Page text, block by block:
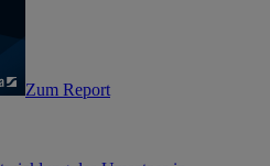
Zum Report